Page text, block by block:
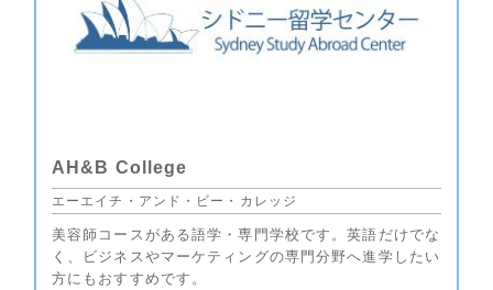
AH&B College
エーエイチ・アンド・ビー・カレッジ
美容師コースがある語学・専門学校です。英語だけでな
く、ビジネスやマーケティングの専門分野へ進学したい
方にもおすすめです。